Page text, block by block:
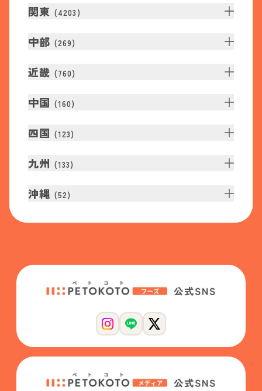
関東 (4203 )
中部 (269)
近畿 (760)
中国 (160)
四国 (123)
九州 (133)
沖縄 (52)